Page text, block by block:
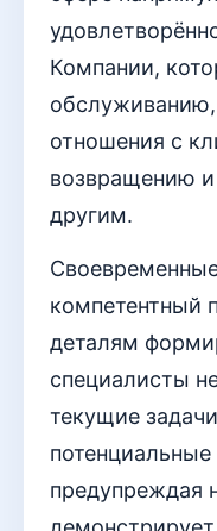
Компании,
отношения с
возвращению
другим.
компетентный
деталям
специалисты
текущие
предупреждая